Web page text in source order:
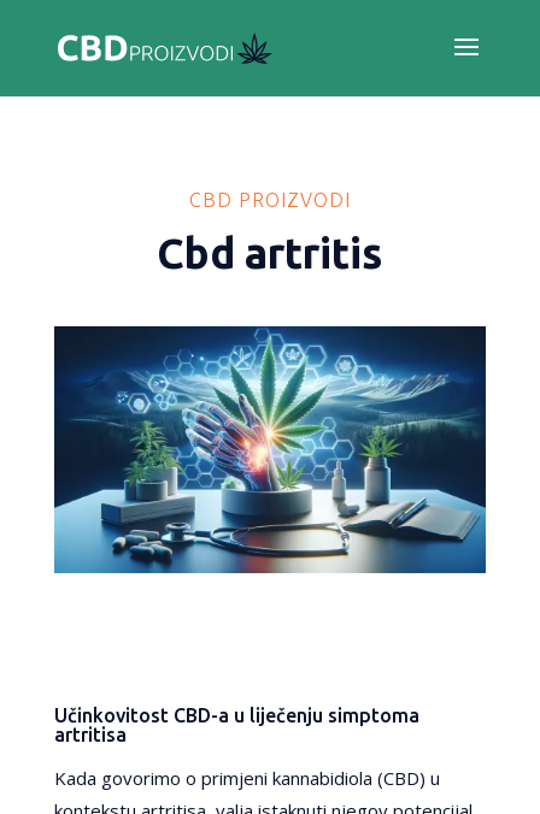
CBD PROIZVODI
Cbd artritis
Učinkovitost CBD-a u liječenju simptoma
artritisa
Kada govorimo o primjeni kannabidiola (CBD) u